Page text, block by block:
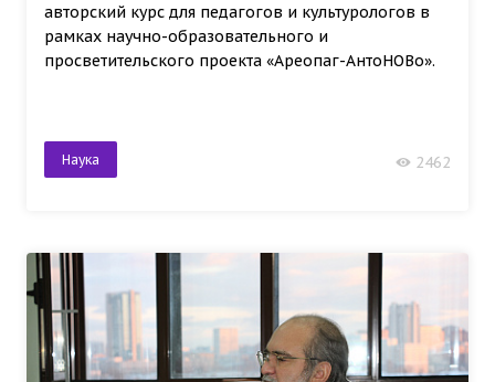
авторский курс для педагогов и культурологов в
рамках научно-образовательного и
просветительского проекта «Ареопаг-АнтоНОВо».
Наука 2462